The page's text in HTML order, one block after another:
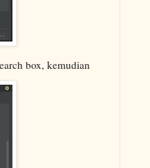
box, kemudian